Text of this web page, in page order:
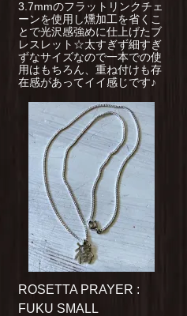
3.7mmのフラットリンクチェ
ーンを使用し燻加工を省くこ
とで光沢感強めに仕上げたブ
レスレット☆太すぎず細すぎ
ずなサイズなので一本での使
用はもちろん、重ね付けも存
在感があってイイ感じです♪
ROSETTA PRAYER :
FUKU SMALL